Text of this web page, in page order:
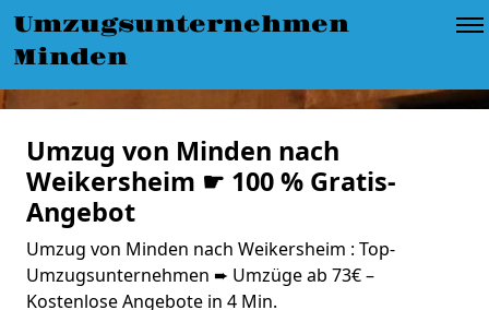
Umzugsunternehmen
Minden
Umzug von Minden nach
Weikersheim ☛ 100 % Gratis-
Angebot
Umzug von Minden nach Weikersheim : Top-
Umzugsunternehmen ➨ Umzüge ab 73€ –
Kostenlose Angebote in 4 Min.